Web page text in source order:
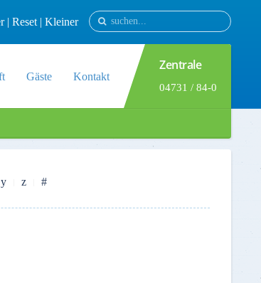
| Reset | Kleiner
Gäste Kontakt
Zentrale
04731 / 84-0
y z #